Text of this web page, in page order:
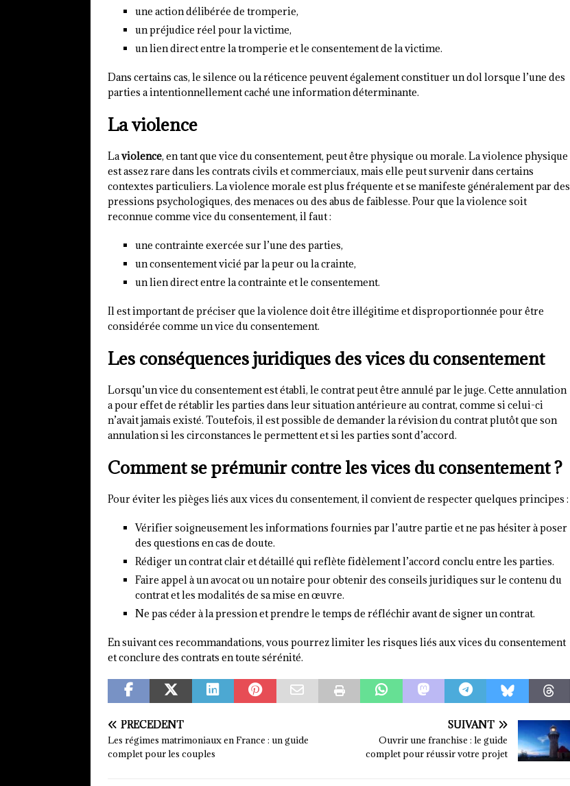
une action délibérée de tromperie,
un préjudice réel pour la victime,
un lien direct entre la tromperie et le consentement de la victime.
Dans certains cas, le silence ou la réticence peuvent également constituer un dol lorsque l’une des
parties a intentionnellement caché une information déterminante.
La violence
Laviolence, en tant que vice du consentement, peut être physique ou morale. La violence physique
est assez rare dans les contrats civils et commerciaux, mais elle peut survenir dans certains
contextes particuliers. La violence morale est plus fréquente et se manifeste généralement par des
pressions psychologiques, des menaces ou des abus de faiblesse. Pour que la violence soit
reconnue comme vice du consentement, il faut :
une contrainte exercée sur l’une des parties,
un consentement vicié par la peur ou la crainte,
un lien direct entre la contrainte et le consentement.
Il est important de préciser que la violence doit être illégitime et disproportionnée pour être
considérée comme un vice du consentement.
Les conséquences juridiques des vices du consentement
Lorsqu’un vice du consentement est établi, le contrat peut être annulé par le juge. Cette annulation
a pour effet de rétablir les parties dans leur situation antérieure au contrat, comme si celui-ci
n’avait jamais existé. Toutefois, il est possible de demander la révision du contrat plutôt que son
annulation si les circonstances le permettent et si les parties sont d’accord.
Comment se prémunir contre les vices du consentement ?
Pour éviter les pièges liés aux vices du consentement, il convient de respecter quelques principes :
Vérifier soigneusement les informations fournies par l’autre partie et ne pas hésiter à poser
des questions en cas de doute.
Rédiger un contrat clair et détaillé qui reflète fidèlement l’accord conclu entre les parties.
Faire appel à un avocat ou un notaire pour obtenir des conseils juridiques sur le contenu du
contrat et les modalités de sa mise en œuvre.
Ne pas céder à la pression et prendre le temps de réfléchir avant de signer un contrat.
En suivant ces recommandations, vous pourrez limiter les risques liés aux vices du consentement
et conclure des contrats en toute sérénité.
PRÉCÉDENT
Les régimes matrimoniaux en France : un guide
complet pour les couples
SUIVANT
Ouvrir une franchise : le guide
complet pour réussir votre projet